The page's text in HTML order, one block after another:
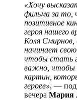
«Хочу
фильма за то,
позитивное
героя нашего
Коля Смирнов,
начинает
чтобы стать
важно, чтобы
картин,
героев», —
вечера Мария